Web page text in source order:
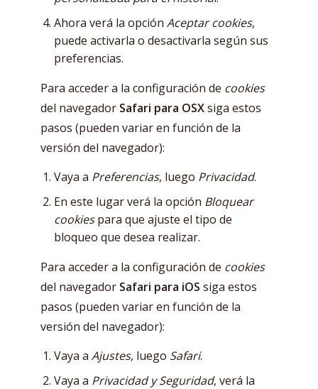
Ahora verá la opción Aceptar cookies,
puede activarla o desactivarla según sus
preferencias.
Para acceder a la configuración de cookies
del navegador Safari para OSXsiga estos
pasos (pueden variar en función de la
versión del navegador):
Vaya a Preferencias, luego Privacidad.
En este lugar verá la opción Bloquear
cookiespara que ajuste el tipo de
bloqueo que desea realizar.
Para acceder a la configuración de cookies
del navegador Safari para iOS siga estos
pasos (pueden variar en función de la
versión del navegador):
Vaya a Ajustes, luego Safari.
Vaya a Privacidad y Seguridad, verá la